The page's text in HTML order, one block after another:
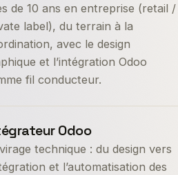
de 10 ans en entreprise (retail /
label), du terrain à la
avec le design
et l’intégration Odoo
fil conducteur.
Odoo
technique : du design vers
et l’automatisation des